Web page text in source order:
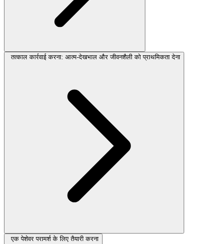
तत्काल कार्रवाई करना: आत्म-देखभाल और जीवनशैली को प्राथमिकता देना
एक पेशेवर परामर्श के लिए तैयारी करना